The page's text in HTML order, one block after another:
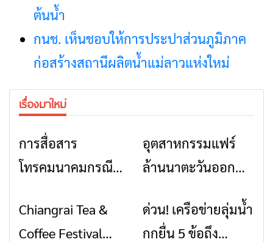
ต้นน้ำ
กนช. เห็นชอบให้การประปาส่วนภูมิภาค
ก่อสร้างสถานีผลิตน้ำแม่ลาวแห่งใหม่
เรื่องมาใหม่
การสื่อสาร
โทรคมนาคมกรณีภัย
สัญญาณขาด การ
สื่อสารต้องไม่หยุด
ข่าวเชียงราย
อุตสาหกรรมแฟร์
ล้านนาตะวันออก
สินค้าเด่น และเสน่ห์
วัฒนธรรมจาก 4
ข่าวเชียงราย
Chiangrai Tea &
Coffee Festival
ข่าวเชียงราย
ด่วน! เครือข่ายลุ่มน้ำ
กกยื่น 5 ข้อถึง